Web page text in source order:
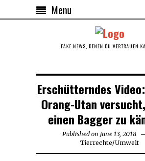
Menu
FAKE NEWS, DENEN DU VERTRAUEN
Erschütterndes
Orang-Utan
einen Bagger zu
Published on June 13, 2018
Tierrechte/Umwelt